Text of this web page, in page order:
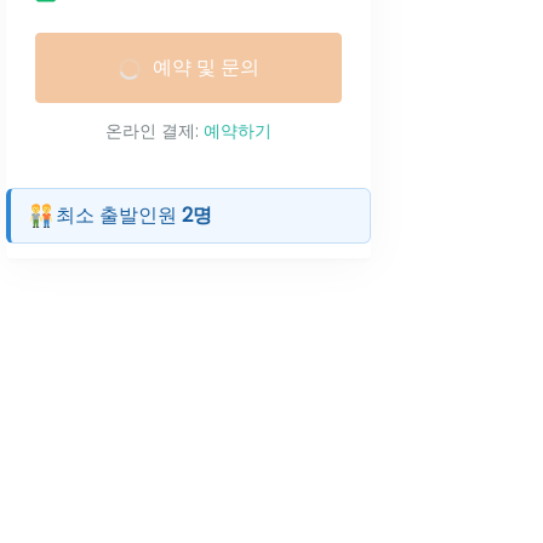
예약 및 문의
온라인 결제: 예약하기
최소 출발인원 2명